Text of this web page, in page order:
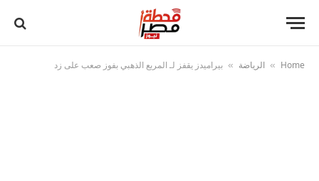
Home
» الرياضة » بيراميدز يقفز لـ المربع الذهبي بفوز صعب على زد